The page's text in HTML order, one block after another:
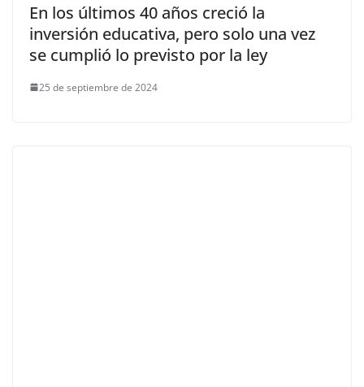
En los últimos 40 años creció la
inversión educativa, pero solo una vez
se cumplió lo previsto por la ley
25 de septiembre de 2024